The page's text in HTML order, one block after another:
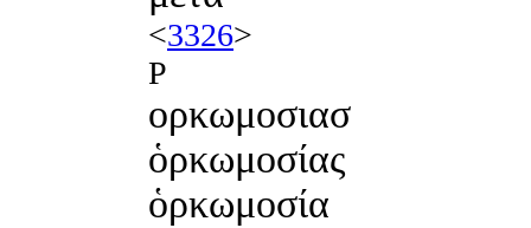
<3326>
P
ορκωμοσιασ
ὁρκωμοσίας
ὁρκωμοσία